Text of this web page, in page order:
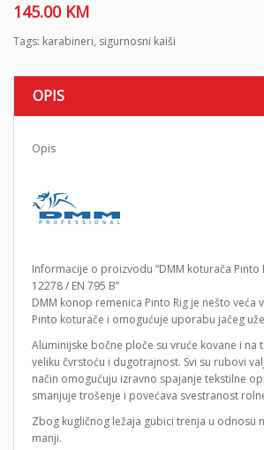
145.00 KM
Tags: karabineri, sigurnosni kaiši
OPIS
Opis
Informacije o proizvodu “DMM koturača Pinto
12278 / EN 795 B”
DMM konop remenica Pinto Rig je nešto veća
Pinto koturače i omogućuje uporabu jačeg
Aluminijske bočne ploče su vruće kovane i na
veliku čvrstoću i dugotrajnost. Svi su rubovi
način omogućuju izravno spajanje tekstilne
smanjuje trošenje i povećava svestranost
Zbog kugličnog ležaja gubici trenja u odnosu
manji.